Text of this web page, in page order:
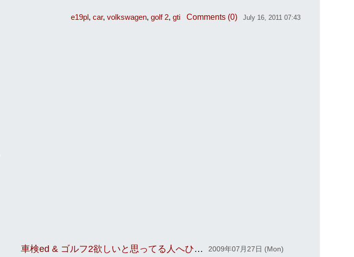
e19pl car volkswagen golf 2 gti Comments (0) July 16, 2011 07:43
車検ed & ゴルフ2欲しいと思ってる人へひと言 2009年07月27日 (Mon)